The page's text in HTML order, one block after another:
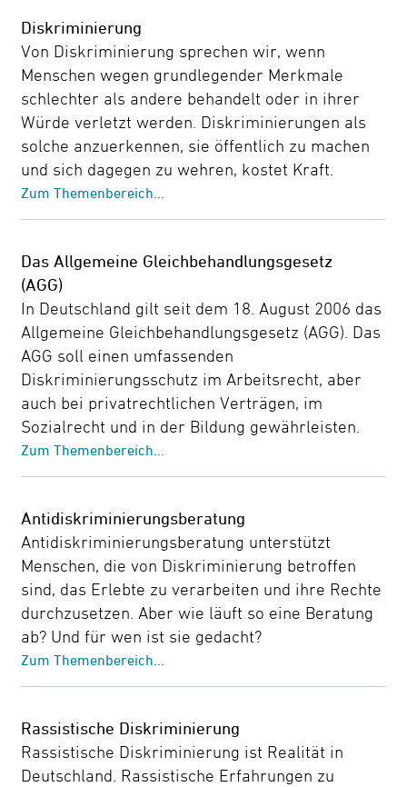
Diskriminierung
Von Diskriminierung sprechen wir, wenn
Menschen wegen grundlegender Merkmale
schlechter als andere behandelt oder in ihrer
Würde verletzt werden. Diskriminierungen als
solche anzuerkennen, sie öffentlich zu machen
und sich dagegen zu wehren, kostet Kraft.
Zum Themenbereich...
Das Allgemeine Gleichbehandlungsgesetz
(AGG)
In Deutschland gilt seit dem 18. August 2006 das
Allgemeine Gleichbehandlungsgesetz (AGG). Das
AGG soll einen umfassenden
Diskriminierungsschutz im Arbeitsrecht, aber
auch bei privatrechtlichen Verträgen, im
Sozialrecht und in der Bildung gewährleisten.
Zum Themenbereich...
Antidiskriminierungsberatung
Antidiskriminierungsberatung unterstützt
Menschen, die von Diskriminierung betroffen
sind, das Erlebte zu verarbeiten und ihre Rechte
durchzusetzen. Aber wie läuft so eine Beratung
ab? Und für wen ist sie gedacht?
Zum Themenbereich...
Rassistische Diskriminierung
Rassistische Diskriminierung ist Realität in
Deutschland. Rassistische Erfahrungen zu